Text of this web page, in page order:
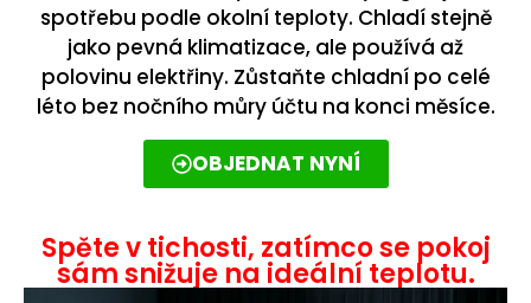
spotřebu podle okolní teploty. Chladí stejně
jako pevná klimatizace, ale používá až
polovinu elektřiny. Zůstaňte chladní po celé
léto bez nočního můry účtu na konci měsíce.
OBJEDNAT NYNÍ
Spěte v tichosti, zatímco se pokoj
sám snižuje na ideální teplotu.